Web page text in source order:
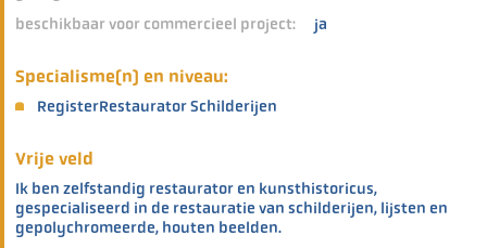
beschikbaar voor commercieel project:
ja
Specialisme(n) en niveau:
RegisterRestaurator Schilderijen
Vrije veld
Ik ben zelfstandig restaurator en kunsthistoricus,
gespecialiseerd in de restauratie van schilderijen, lijsten en
gepolychromeerde, houten beelden.